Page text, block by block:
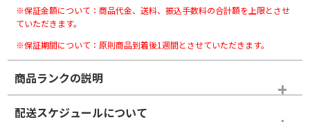
※保証金額について：商品代金、送料、振込手数料の合計額を上限とさせ
ていただきます。
※保証期間について：原則商品到着後1週間とさせていただきます。
商品ランクの説明
※商品ランクは出品者の主観により判断しておりますので、あら
かじめご了承ください。
配送スケジュールについて